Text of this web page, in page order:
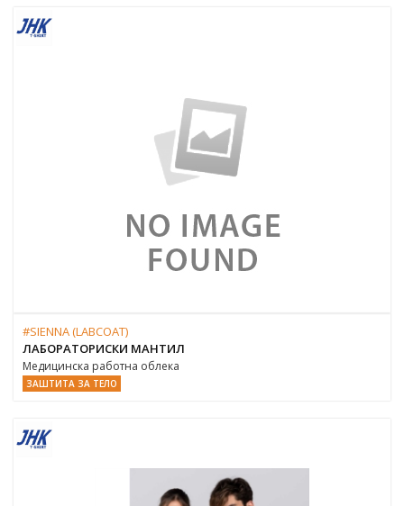
#SIENNA (LABCOAT)
ЛАБОРАТОРИСКИ МАНТИЛ
Медицинска работна облека
ЗАШТИТА ЗА ТЕЛО